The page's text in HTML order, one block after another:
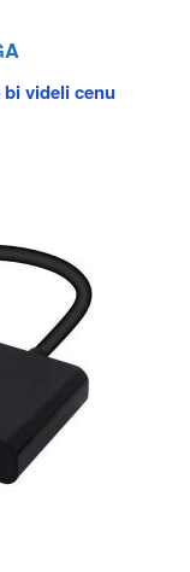
bi videli cenu